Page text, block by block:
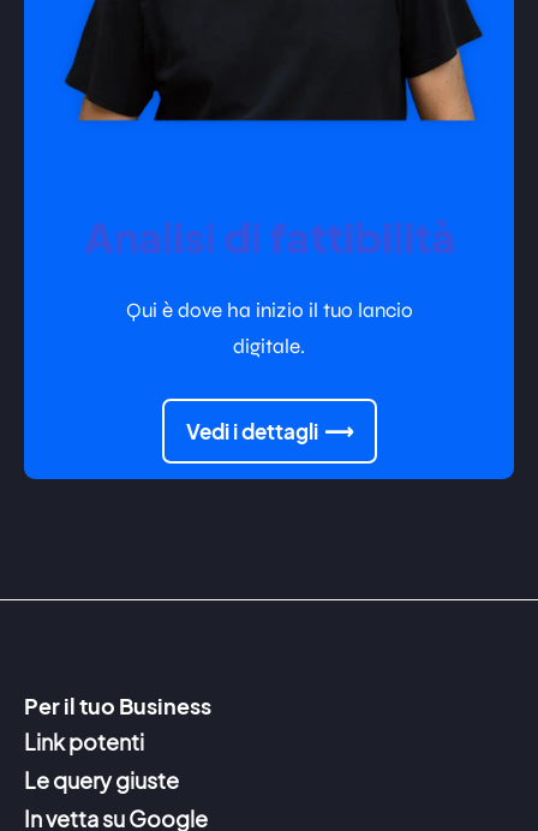
Analisi di fattibilità
Qui è dove ha inizio il tuo lancio
digitale.
Vedi i dettagli
Per il tuo Business
Link potenti
Le query giuste
In vetta su Google